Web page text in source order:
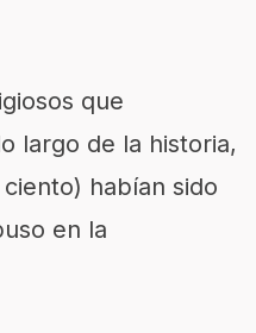
que
largo de la historia,
habían sido
en la